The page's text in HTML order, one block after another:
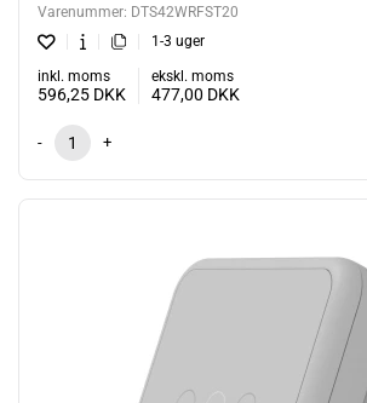
Varenummer: DTS42WRFST20
1-3 uger
inkl. moms
596,25 DKK
ekskl. moms
477,00 DKK
- +